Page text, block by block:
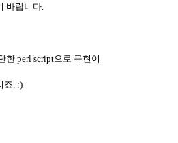
바랍니다.
한 perl script으로 구현이
죠. :)